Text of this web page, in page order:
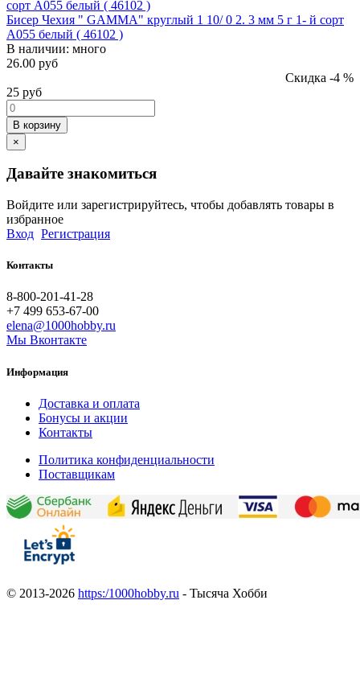
Бисер Чехия " GAMMA" круглый 1 10/ 0 2. 3 мм 5 г 1- й сорт
A055 белый ( 46102 )
В наличии: много
26.00 руб
Скидка -4 %
25 руб
В корзину
×
Давайте знакомиться
Войдите или зарегистрируйтесь, чтобы добавлять товары в
избранное
Вход Регистрация
Контакты
8-800-201-41-28
+7 499 653-67-00
elena@1000hobby.ru
Мы Вконтакте
Информация
Доставка и оплата
Бонусы и акции
Контакты
Политика конфиденциальности
Поставщикам
© 2013-2026 https:/1000hobby.ru - Тысяча Хобби